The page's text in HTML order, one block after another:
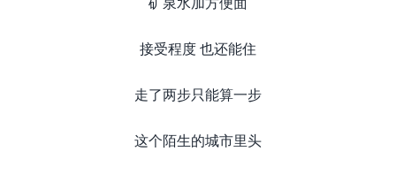
接受程度 也还能住
走了两步只能算一步
这个陌生的城市里头